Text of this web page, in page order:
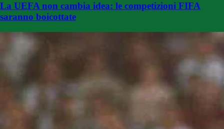
La UEFA non cambia idea: le competizioni FIFA
saranno boicottate